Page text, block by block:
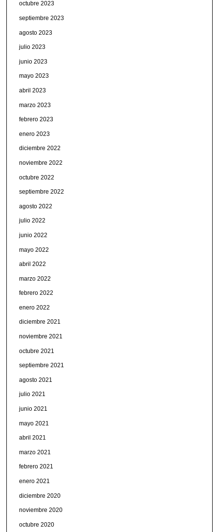
octubre 2023
septiembre 2023
agosto 2023
julio 2023
junio 2023
mayo 2023
abril 2023
marzo 2023
febrero 2023
enero 2023
diciembre 2022
noviembre 2022
octubre 2022
septiembre 2022
agosto 2022
julio 2022
junio 2022
mayo 2022
abril 2022
marzo 2022
febrero 2022
enero 2022
diciembre 2021
noviembre 2021
octubre 2021
septiembre 2021
agosto 2021
julio 2021
junio 2021
mayo 2021
abril 2021
marzo 2021
febrero 2021
enero 2021
diciembre 2020
noviembre 2020
octubre 2020